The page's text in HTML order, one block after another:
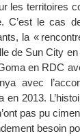
les territoires
C’est le cas
la «
de Sun City
en RDC
avec
2013.
pas pu
besoin